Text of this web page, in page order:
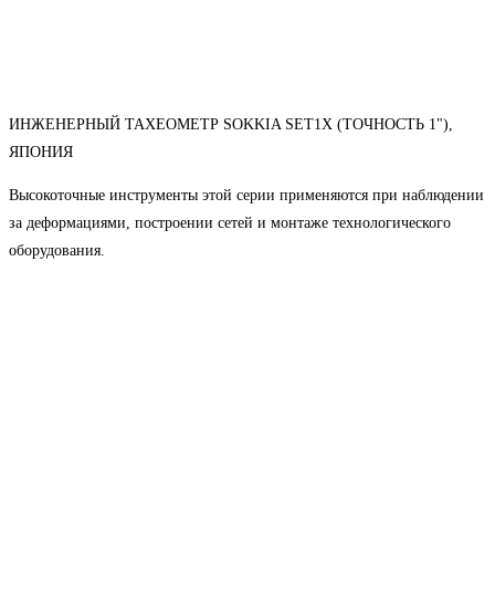
ИНЖЕНЕРНЫЙ ТАХЕОМЕТР SOKKIA SET1X (ТОЧНОСТЬ 1"),
ЯПОНИЯ
Высокоточные инструменты этой серии применяются при наблюдении
за деформациями, построении сетей и монтаже технологического
оборудования.